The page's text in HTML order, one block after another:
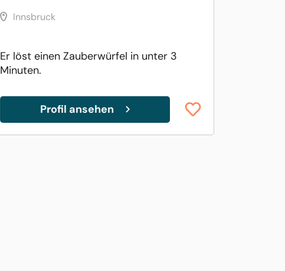
Innsbruck
Er löst einen Zauberwürfel in unter 3
Minuten.
Profil ansehen